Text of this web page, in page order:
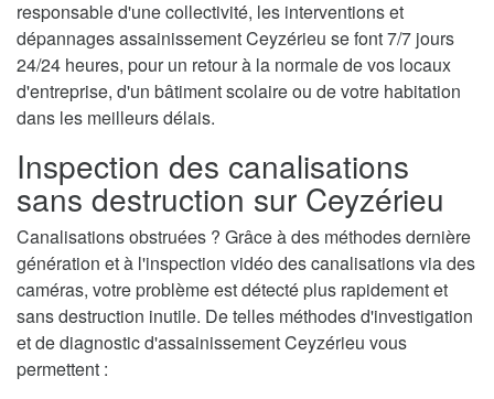
responsable d'une collectivité, les interventions et
dépannages assainissement Ceyzérieu se font 7/7 jours
24/24 heures, pour un retour à la normale de vos locaux
d'entreprise, d'un bâtiment scolaire ou de votre habitation
dans les meilleurs délais.
Inspection des canalisations
sans destruction sur Ceyzérieu
Canalisations obstruées ? Grâce à des méthodes dernière
génération et à l'inspection vidéo des canalisations via des
caméras, votre problème est détecté plus rapidement et
sans destruction inutile. De telles méthodes d'investigation
et de diagnostic d'assainissement Ceyzérieu vous
permettent :